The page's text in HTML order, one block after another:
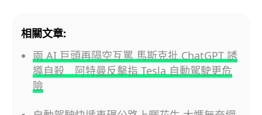
相關文章:
兩 AI 巨頭再隔空互罵 馬斯克批 ChatGPT 誘
導自殺 阿特曼反擊指 Tesla 自動駕駛更危
險